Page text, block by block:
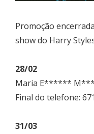
Promoção
show do Harry
28/02
Maria E******
Final do telefone:
31/03